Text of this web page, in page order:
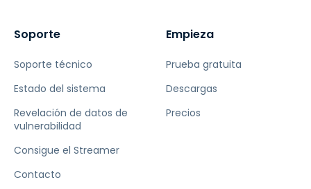
Soporte
Soporte técnico
Estado del sistema
Revelación de datos de
vulnerabilidad
Consigue el Streamer
Contacto
Empieza
Prueba gratuita
Descargas
Precios